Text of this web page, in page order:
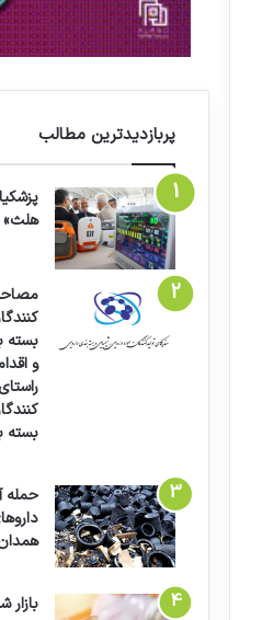
پربازدیدترین مطالب
بسته
و
بسته
حمله